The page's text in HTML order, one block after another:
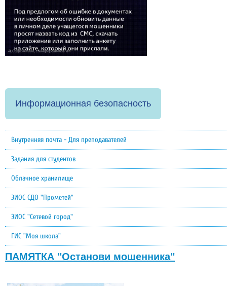
Информационная безопасность
Внутренняя почта - Для преподавателей
Задания для студентов
Облачное хранилище
ЭИОС СДО "Прометей"
ЭИОС "Сетевой город"
ГИС "Моя школа"
ПАМЯТКА "Останови мошенника"